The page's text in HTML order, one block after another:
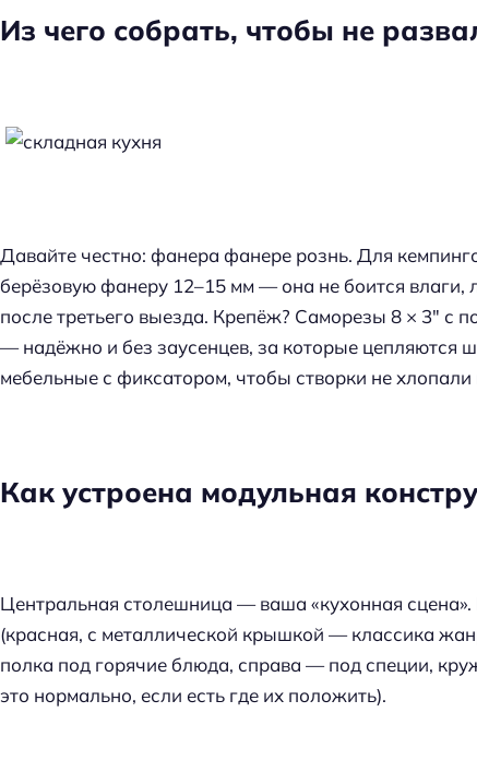
Из чего собрать, чтобы не
Давайте честно: фанера фанере рознь. Для
берёзовую фанеру 12–15 мм — она не боится влаги,
после третьего выезда. Крепёж? Саморезы 8 × 3″ с
— надёжно и без заусенцев, за которые цепляются
мебельные с фиксатором, чтобы створки не хлопали
Как устроена модульная
Центральная столешница — ваша «кухонная сцена».
(красная, с металлической крышкой — классика
полка под горячие блюда, справа — под специи,
это нормально, если есть где их положить).